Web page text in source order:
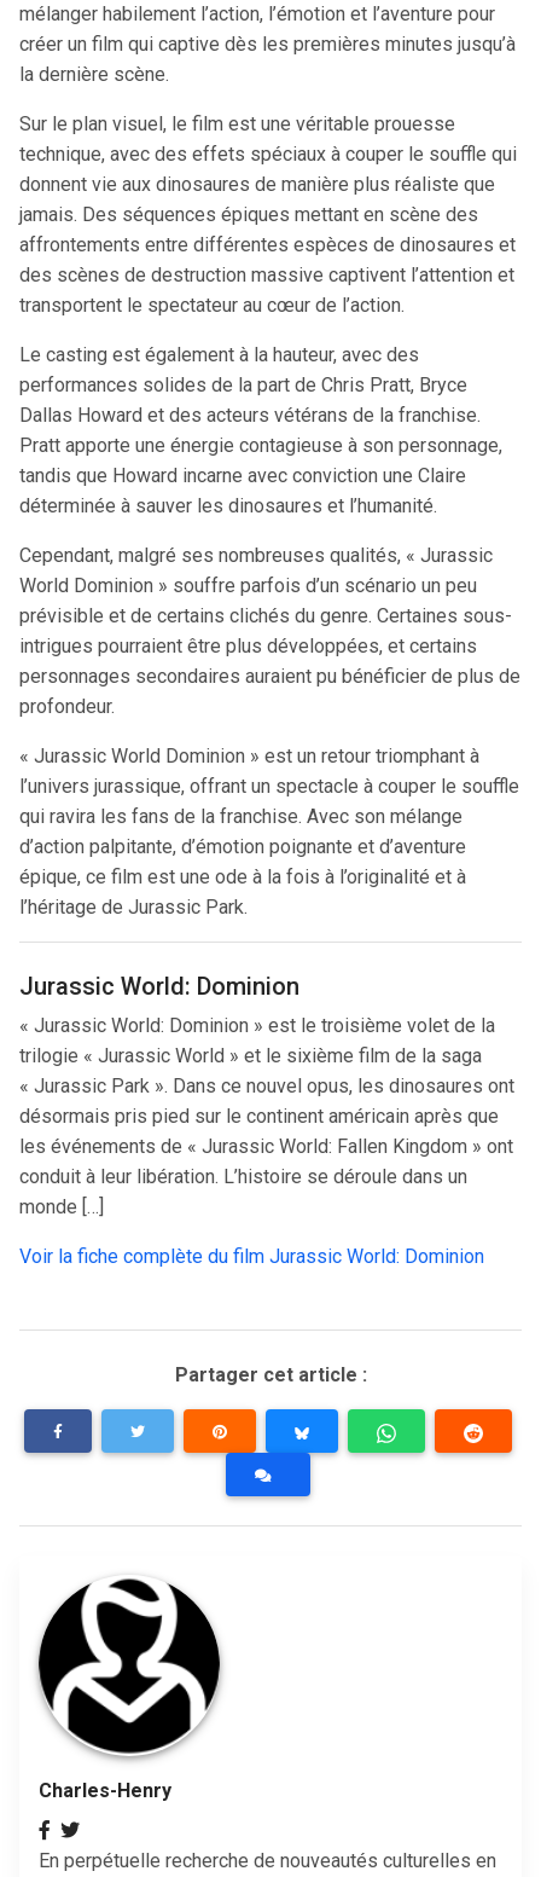
mélanger habilement l’action, l’émotion et l’aventure pour
créer un film qui captive dès les premières minutes jusqu’à
la dernière scène.
Sur le plan visuel, le film est une véritable prouesse
technique, avec des effets spéciaux à couper le souffle qui
donnent vie aux dinosaures de manière plus réaliste que
jamais. Des séquences épiques mettant en scène des
affrontements entre différentes espèces de dinosaures et
des scènes de destruction massive captivent l’attention et
transportent le spectateur au cœur de l’action.
Le casting est également à la hauteur, avec des
performances solides de la part de Chris Pratt, Bryce
Dallas Howard et des acteurs vétérans de la franchise.
Pratt apporte une énergie contagieuse à son personnage,
tandis que Howard incarne avec conviction une Claire
déterminée à sauver les dinosaures et l’humanité.
Cependant, malgré ses nombreuses qualités, « Jurassic
World Dominion » souffre parfois d’un scénario un peu
prévisible et de certains clichés du genre. Certaines sous-
intrigues pourraient être plus développées, et certains
personnages secondaires auraient pu bénéficier de plus de
profondeur.
« Jurassic World Dominion » est un retour triomphant à
l’univers jurassique, offrant un spectacle à couper le souffle
qui ravira les fans de la franchise. Avec son mélange
d’action palpitante, d’émotion poignante et d’aventure
épique, ce film est une ode à la fois à l’originalité et à
l’héritage de Jurassic Park.
Jurassic World: Dominion
« Jurassic World: Dominion » est le troisième volet de la
trilogie « Jurassic World » et le sixième film de la saga
« Jurassic Park ». Dans ce nouvel opus, les dinosaures ont
désormais pris pied sur le continent américain après que
les événements de « Jurassic World: Fallen Kingdom » ont
conduit à leur libération. L’histoire se déroule dans un
monde […]
Voir la fiche complète du film Jurassic World: Dominion
Partager cet article :
Charles-Henry
En perpétuelle recherche de nouveautés culturelles en